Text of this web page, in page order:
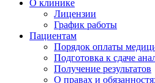
О клинике
Лицензии
График работы
Пациентам
Порядок оплаты
Подготовка к сдаче
Получение результатов
О правах и